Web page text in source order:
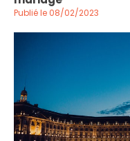
Publié le 08/02/2023